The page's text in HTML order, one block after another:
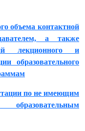
объема контактной
а также
лекционного и
образовательного
по не имеющим
образовательным